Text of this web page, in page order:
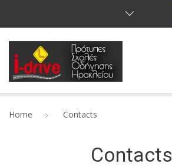
ΔΙΠΛΩΜΑΤΑ ΟΔΗΓΗΣΗΣ
Home Contacts
Contacts